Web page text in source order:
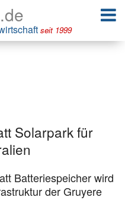
seit 1999
Solarpark für
Batteriespeicher wird
der Gruyere